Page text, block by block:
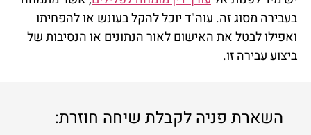
בעבירה מסוג זה. עוה"ד יוכל להקל בעונש או להפחיתו
ואפילו לבטל את האישום לאור הנתונים או הנסיבות של
ביצוע עבירה זו.
השארת פניה לקבלת שיחה חוזרת: